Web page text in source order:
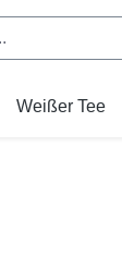
Weißer Tee